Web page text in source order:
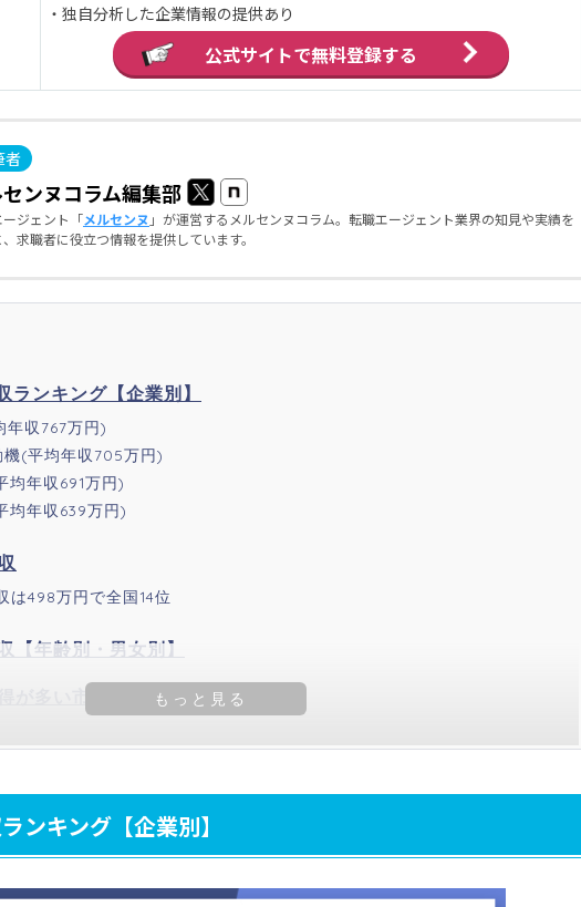
・独自分析した企業情報の提供あり
公式サイトで無料登録する
ンヌコラム編集部
ジェント「メルセンヌ 」が運営するメルセンヌコラム。転職エージェント業界の知見や実績を
求職者に役立つ情報を提供しています。
ランキング【企業別】
年収767万円)
(平均年収705万円)
均年収691万円)
均年収639万円)
は498万円で全国14位
【年齢別・男女別】
が多い市町村ランキング
ンキング【企業別】